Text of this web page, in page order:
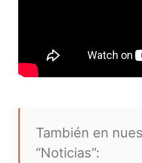
También en
“Noticias”: